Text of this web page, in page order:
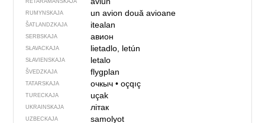
RETARAMANSKAJA
RUMYNSKAJA un aviondouă avioane
ŠATLANDZKAJA itealan
SERBSKAJA авион
SŁAVACKAJA lietadlo, letún
SŁAVIENSKAJA letalo
ŠVEDZKAJA flygplan
TATARSKAJA очкыч• oçqıç
TURECKAJA uçak
UKRAINSKAJA літак
UZBECKAJA samolyot